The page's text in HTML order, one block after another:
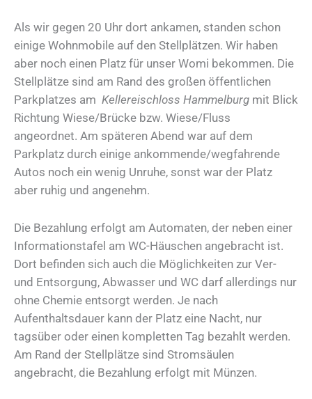
Als wir gegen 20 Uhr dort ankamen, standen schon
einige Wohnmobile auf den Stellplätzen. Wir haben
aber noch einen Platz für unser Womi bekommen. Die
Stellplätze sind am Rand des großen öffentlichen
Parkplatzes am Kellereischloss Hammelburg mit Blick
Richtung Wiese/Brücke bzw. Wiese/Fluss
angeordnet. Am späteren Abend war auf dem
Parkplatz durch einige ankommende/wegfahrende
Autos noch ein wenig Unruhe, sonst war der Platz
aber ruhig und angenehm.
Die Bezahlung erfolgt am Automaten, der neben einer
Informationstafel am WC-Häuschen angebracht ist.
Dort befinden sich auch die Möglichkeiten zur Ver-
und Entsorgung, Abwasser und WC darf allerdings nur
ohne Chemie entsorgt werden. Je nach
Aufenthaltsdauer kann der Platz eine Nacht, nur
tagsüber oder einen kompletten Tag bezahlt werden.
Am Rand der Stellplätze sind Stromsäulen
angebracht, die Bezahlung erfolgt mit Münzen.